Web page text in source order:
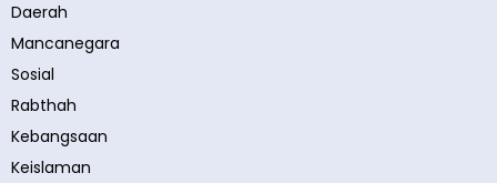
Daerah
Mancanegara
Sosial
Rabthah
Kebangsaan
Keislaman